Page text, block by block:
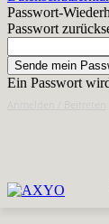
Passwort-
Passwort
Ein Passwort